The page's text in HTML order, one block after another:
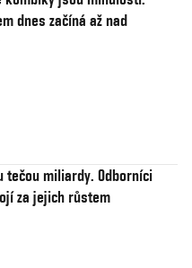
dnes začíná až nad
tečou miliardy. Odborníci
za jejich růstem